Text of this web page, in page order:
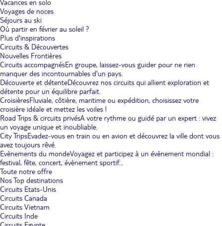
Vacances en solo
Voyages de noces
Séjours au ski
Où partir en février au soleil ?
Plus d'inspirations
Circuits & Découvertes
Nouvelles Frontières
Circuits accompagnésEn groupe, laissez-vous guider pour ne rien
manquer des incontournables d'un pays.
Découverte et détenteDécouvrez nos circuits qui allient exploration et
détente pour un équilibre parfait.
CroisièresFluviale, côtière, maritime ou expédition, choisissez votre
croisière idéale et mettez les voiles !
Road Trips & circuits privésA votre rythme ou guidé par un expert : vivez
un voyage unique et inoubliable.
City TripsEvadez-vous en train ou en avion et découvrez la ville dont vous
avez toujours rêvé.
Evènements du mondeVoyagez et participez à un évènement mondial :
festival, fête, concert, évènement sportif...
Toute notre offre
Nos Top destinations
Circuits Etats-Unis
Circuits Canada
Circuits Vietnam
Circuits Inde